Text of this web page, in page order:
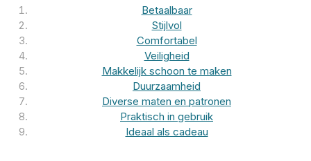
Betaalbaar
Stijlvol
Comfortabel
Veiligheid
Makkelijk schoon te maken
Duurzaamheid
Diverse maten en patronen
Praktisch in gebruik
Ideaal als cadeau